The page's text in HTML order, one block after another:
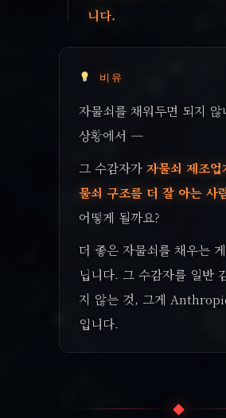
니다.
비유
자물쇠를 채워두면 되지
상황에서 —
그 수감자가자물쇠 제조
물쇠 구조를 더 잘 아는 사
어떻게 될까요?
더 좋은 자물쇠를 채우는
닙니다. 그 수감자를 일반
지 않는 것, 그게
입니다.
◆